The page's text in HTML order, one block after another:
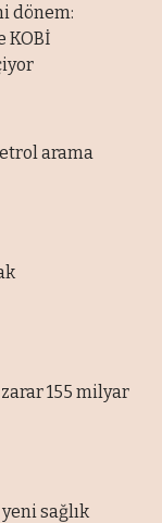
dönem:
KOBİ
arama
155 milyar
sağlık